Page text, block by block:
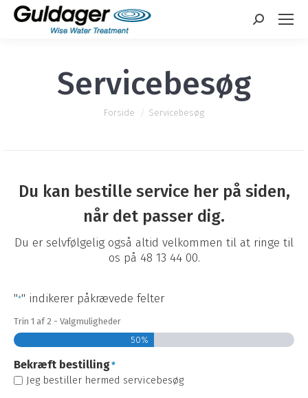
Search:
Servicebesøg
You are here:
Forside Servicebesøg
Du kan bestille service her på siden,
når det passer dig.
Du er selvfølgelig også altid velkommen til at ringe til
os på 48 13 44 00.
"*" indikerer påkrævede felter
Trin 1 af2 - Valgmuligheder
50%
Bekræft bestilling*
Jeg bestiller hermed servicebesøg